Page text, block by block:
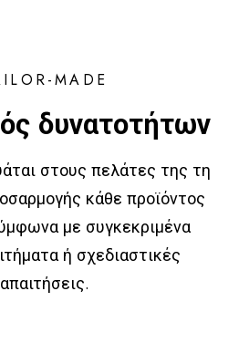
MADE
δυνατοτήτων
στους πελάτες της τη
κάθε προϊόντος
με συγκεκριμένα
ή σχεδιαστικές
απαιτήσεις.